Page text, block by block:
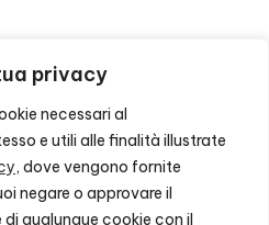
privacy
necessari al
e utili alle finalità illustrate
, dove vengono fornite
negare o approvare il
qualunque cookie con il
Informative